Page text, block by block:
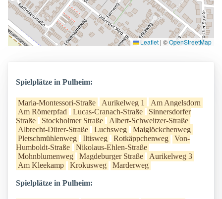
Leaflet | ©OpenStreetMap
Spielplätze in Pulheim:
Maria-Montessori-Straße Aurikelweg 1
Am Angelsdorn
Am Römerpfad
Lucas-Cranach-Straße
Sinnersdorfer
Straße
Stockholmer Straße
Albert-Schweitzer-Straße
Albrecht-Dürer-Straße
Luchsweg
Maiglöckchenweg
Pletschmühlenweg
Iltisweg Rotkäppchenweg
Von-
Humboldt-Straße
Nikolaus-Ehlen-Straße
Mohnblumenweg
Magdeburger Straße
Aurikelweg 3
Am Kleekamp
Krokusweg Marderweg
Spielplätze in Pulheim: